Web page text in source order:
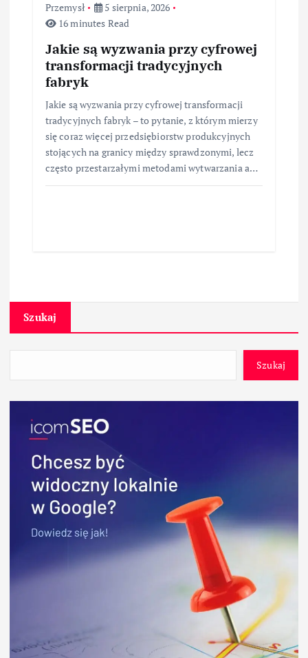
Przemysł
5 sierpnia, 2026
16 minutes Read
Jakie są wyzwania przy cyfrowej
transformacji tradycyjnych
fabryk
Jakie są wyzwania przy cyfrowej transformacji
tradycyjnych fabryk – to pytanie, z którym mierzy
się coraz więcej przedsiębiorstw produkcyjnych
stojących na granicy między sprawdzonymi, lecz
często przestarzałymi metodami wytwarzania a…
Szukaj
Szukaj